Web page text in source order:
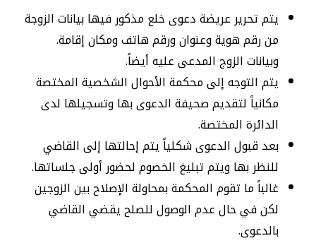
يتم تحرير عريضة دعوى خلع مذكور فيها بيانات الزوجة
من رقم هوية وعنوان ورقم هاتف ومكان إقامة.
وبيانات الزوج المدعى عليه أيضاً.
يتم التوجه إلى محكمة الأحوال الشخصية المختصة
مكانياً لتقديم صحيفة الدعوى بها وتسجيلها لدى
الدائرة المختصة.
بعد قبول الدعوى شكلياً يتم إحالتها إلى القاضي
للنظر بها ويتم تبليغ الخصوم لحضور أولى جلساتها.
غالباً ما تقوم المحكمة بمحاولة الإصلاح بين الزوجين
لكن في حال عدم الوصول للصلح يقضي القاضي
بالدعوى.